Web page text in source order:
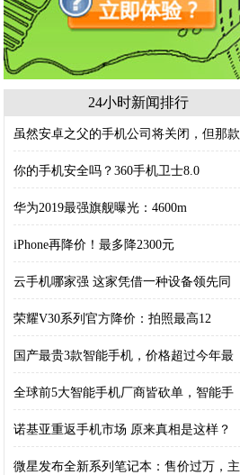
24小时新闻排行
虽然安卓之父的手机公司将关闭，但那款
你的手机安全吗？360手机卫士8.0
华为2019最强旗舰曝光：4600m
iPhone再降价！最多降2300元
云手机哪家强 这家凭借一种设备领先同
荣耀V30系列官方降价：拍照最高12
国产最贵3款智能手机，价格超过今年最
全球前5大智能手机厂商皆砍单，智能手
诺基亚重返手机市场 原来真相是这样？
微星发布全新系列笔记本：售价过万，主